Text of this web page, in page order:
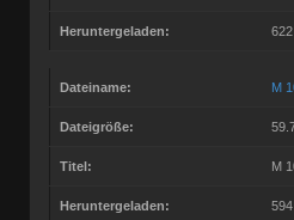
Heruntergeladen: 622
Dateiname: M
Dateigröße:
Titel: M
Heruntergeladen: 594